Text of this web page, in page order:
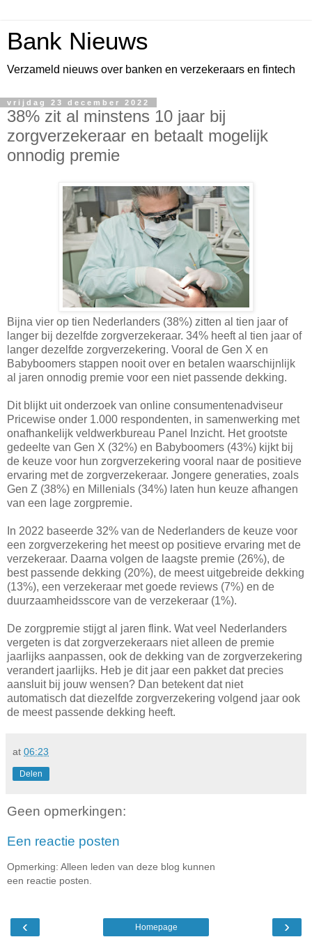
Bank Nieuws
Verzameld nieuws over banken en verzekeraars en fintech
vrijdag 23 december 2022
38% zit al minstens 10 jaar bij
zorgverzekeraar en betaalt mogelijk
onnodig premie
Bijna vier op tien Nederlanders (38%) zitten al tien jaar of
langer bij dezelfde zorgverzekeraar. 34% heeft al tien jaar of
langer dezelfde zorgverzekering. Vooral de Gen X en
Babyboomers stappen nooit over en betalen waarschijnlijk
al jaren onnodig premie voor een niet passende dekking.
Dit blijkt uit onderzoek van online consumentenadviseur
Pricewise onder 1.000 respondenten, in samenwerking met
onafhankelijk veldwerkbureau Panel Inzicht. Het grootste
gedeelte van Gen X (32%) en Babyboomers (43%) kijkt bij
de keuze voor hun zorgverzekering vooral naar de positieve
ervaring met de zorgverzekeraar. Jongere generaties, zoals
Gen Z (38%) en Millenials (34%) laten hun keuze afhangen
van een lage zorgpremie.
In 2022 baseerde 32% van de Nederlanders de keuze voor
een zorgverzekering het meest op positieve ervaring met de
verzekeraar. Daarna volgen de laagste premie (26%), de
best passende dekking (20%), de meest uitgebreide dekking
(13%), een verzekeraar met goede reviews (7%) en de
duurzaamheidsscore van de verzekeraar (1%).
De zorgpremie stijgt al jaren flink. Wat veel Nederlanders
vergeten is dat zorgverzekeraars niet alleen de premie
jaarlijks aanpassen, ook de dekking van de zorgverzekering
verandert jaarlijks. Heb je dit jaar een pakket dat precies
aansluit bij jouw wensen? Dan betekent dat niet
automatisch dat diezelfde zorgverzekering volgend jaar ook
de meest passende dekking heeft.
at 06:23
Delen
Geen opmerkingen:
Een reactie posten
Opmerking: Alleen leden van deze blog kunnen
een reactie posten.
‹ ›
Homepage